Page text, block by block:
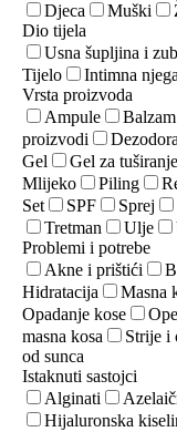
Djeca
Muški
Dio tijela
Usna šupljina i
Tijelo
Intimna njega
Vrsta proizvoda
Ampule
proizvodi
Gel
Gel za tuširanje
Mlijeko
Piling
Set
SPF Sprej
Tretman
Ulje
Problemi i potrebe
Akne i prištići
Hidratacija
Masna
Opadanje kose
masna kosa
Strije i
od sunca
Istaknuti sastojci
Alginati
Hijaluronska